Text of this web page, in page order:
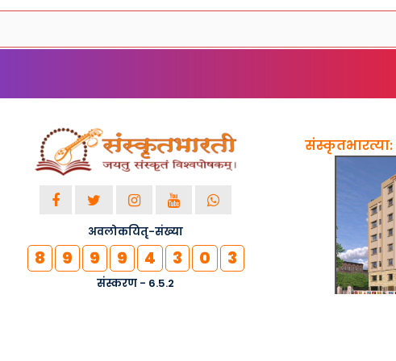
अवलोकयितृ-संख्या
8 9 9 9 4 3 0 3
संस्करण - 6.5.2
संस्कृतभारत्या: